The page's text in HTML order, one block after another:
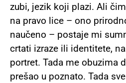
zubi, jezik koji plazi. Ali
na pravo lice – ono
naučeno – postaje mi
crtati izraze ili identitete,
portret. Tada me obuzima
prešao u poznato. Tada